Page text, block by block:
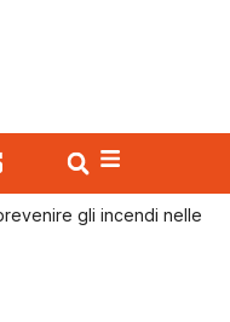
gli incendi nelle